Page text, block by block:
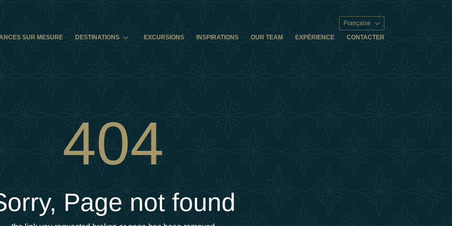
Française
SUR MESURE
DESTINATIONS EXCURSIONS INSPIRATIONS OUR TEAM EXPÉRIENCE CONTACTER
404
Page not found